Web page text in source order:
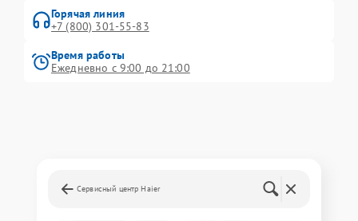
Горячая линия
+7 (800) 301-55-83
Время работы
Ежедневно с 9:00 до 21:00
Сервисный центр Haier